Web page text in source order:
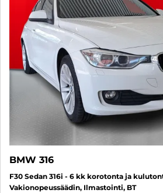
BMW 316
F30 Sedan 316i - 6 kk korotonta ja
Vakionopeussäädin, Ilmastointi, BT